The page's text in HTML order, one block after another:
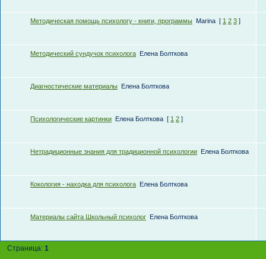
Методическая помощь психологу - книги, программы Marina [ 1 2 3 ]
Методический сундучок психолога Елена Болткова
Диагностические материалы Елена Болткова
Психологические картинки Елена Болткова [ 1 2 ]
Нетрадиционные знания для традиционной психологии Елена Болткова
Кокология - находка для психолога Елена Болткова
Материалы сайта Школьный психолог Елена Болткова
Страница:1